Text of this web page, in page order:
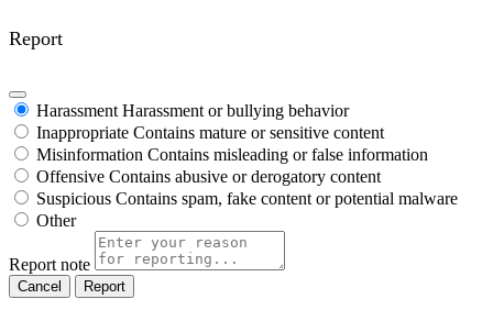
Report
Harassment Harassment or bullying behavior
Inappropriate Contains mature or sensitive content
Misinformation Contains misleading or false information
Offensive Contains abusive or derogatory content
Suspicious Contains spam, fake content or potential malware
Other
Report note
Report